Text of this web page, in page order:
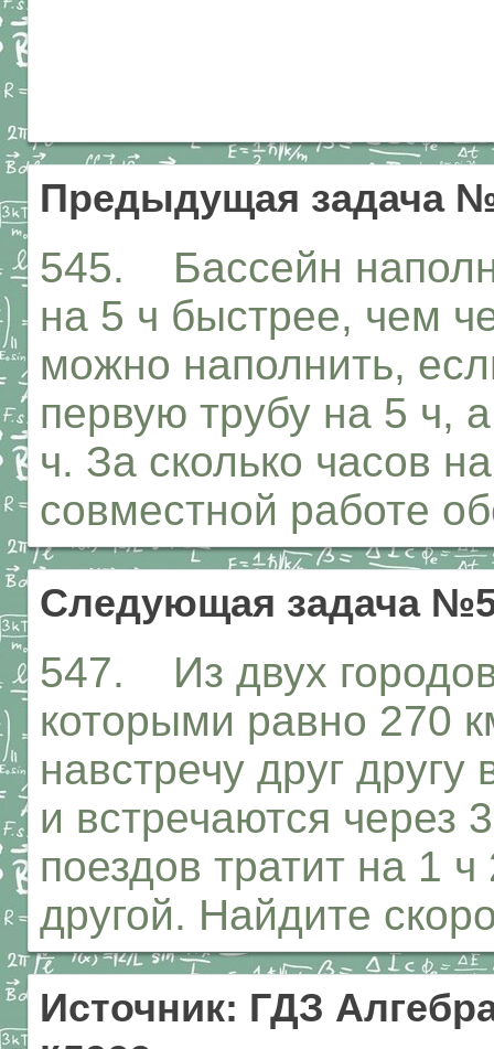
Предыдущая задача
545. Бассейн
на 5 ч быстрее, чем
можно наполнить,
первую трубу на 5 ч,
ч. За сколько часов
совместной работе
Следующая задача
547. Из двух
которыми равно 270
навстречу друг
и встречаются через
поездов тратит на 1
другой. Найдите
Источник: ГДЗ